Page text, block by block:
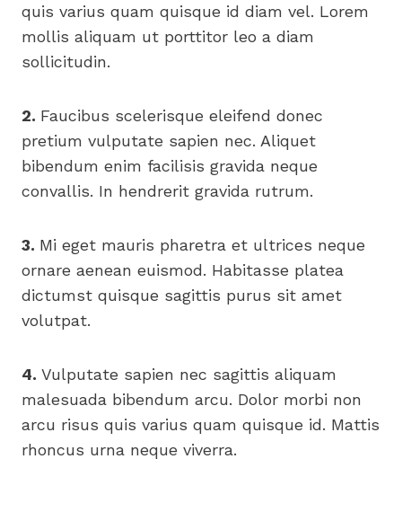
quis varius quam quisque id diam vel. Lorem
mollis aliquam ut porttitor leo a diam
sollicitudin.
2. Faucibus scelerisque eleifend donec
pretium vulputate sapien nec. Aliquet
bibendum enim facilisis gravida neque
convallis. In hendrerit gravida rutrum.
3. Mi eget mauris pharetra et ultrices neque
ornare aenean euismod. Habitasse platea
dictumst quisque sagittis purus sit amet
volutpat.
4. Vulputate sapien nec sagittis aliquam
malesuada bibendum arcu. Dolor morbi non
arcu risus quis varius quam quisque id. Mattis
rhoncus urna neque viverra.